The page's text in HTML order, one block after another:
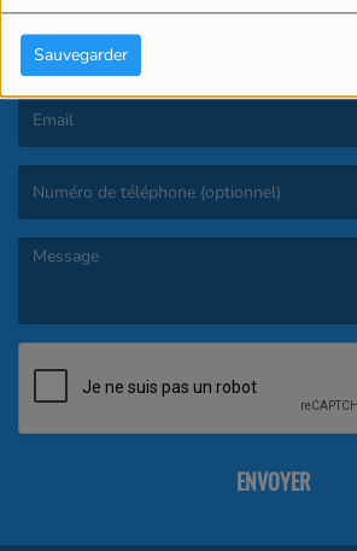
Sauvegarder
ENVOYER